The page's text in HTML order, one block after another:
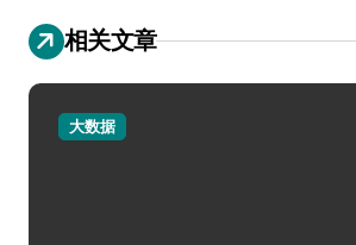
相关文章
大数据